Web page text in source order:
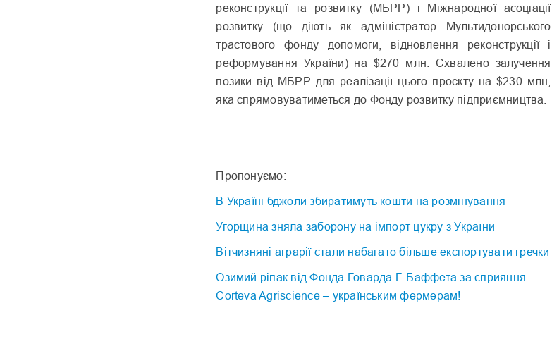
реконструкції та розвитку (МБРР) і Міжнародної асоціації
розвитку (що діють як адміністратор Мультидонорського
трастового фонду допомоги, відновлення реконструкції і
реформування України) на $270 млн. Схвалено залучення
позики від МБРР для реалізації цього проєкту на $230 млн,
яка спрямовуватиметься до Фонду розвитку підприємництва.
Пропонуємо:
В Україні бджоли збиратимуть кошти на розмінування
Угорщина зняла заборону на імпорт цукру з України
Вітчизняні аграрії стали набагато більше експортувати гречки
Озимий ріпак від Фонда Говарда Г. Баффета за сприяння
Соrteva Agriscience – українським фермерам!